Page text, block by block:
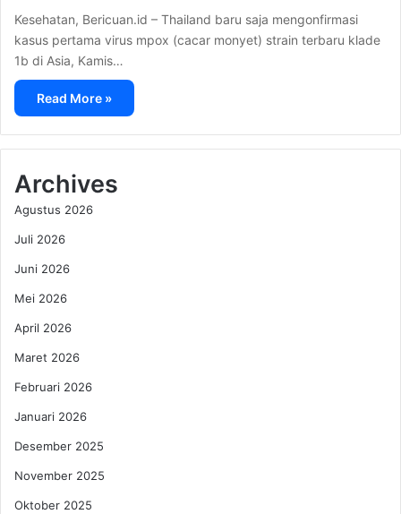
Kesehatan, Bericuan.id – Thailand baru saja mengonfirmasi
kasus pertama virus mpox (cacar monyet) strain terbaru klade
1b di Asia, Kamis…
Read More »
Archives
Agustus 2026
Juli 2026
Juni 2026
Mei 2026
April 2026
Maret 2026
Februari 2026
Januari 2026
Desember 2025
November 2025
Oktober 2025